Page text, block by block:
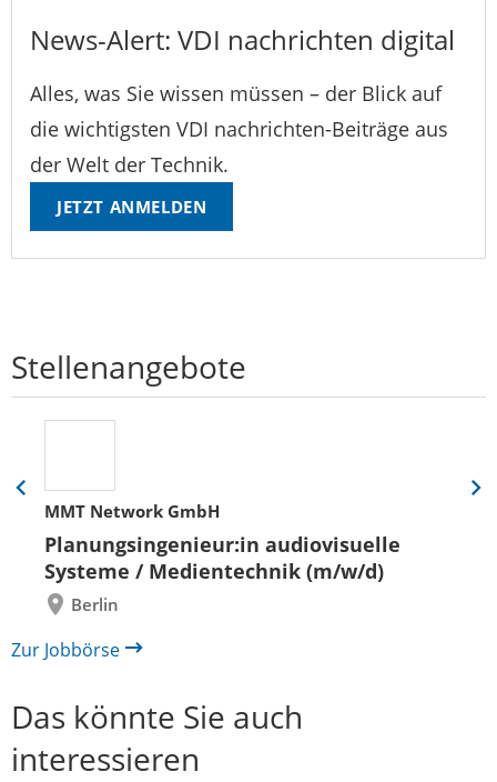
News-Alert: VDI nachrichten digital
Alles, was Sie wissen müssen – der Blick auf
die wichtigsten VDI nachrichten-Beiträge aus
der Welt der Technik.
JETZT ANMELDEN
Stellenangebote
MMT Network GmbH
Planungsingenieur:in audiovisuelle
Systeme / Medientechnik (m/w/d)
Berlin
Eine
Folie
zurück
Eine
Zur Jobbörse
Das könnte Sie auch
interessieren